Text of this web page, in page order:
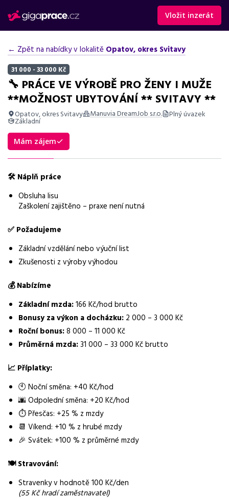
Vložit inzerát
← Zpět na nabídky v lokalitě Opatov, okres Svitavy
31 000 - 33 000 Kč
🔧 PRÁCE VE VÝROBĚ PRO ŽENY I MUŽE
**MOŽNOST UBYTOVÁNÍ ** SVITAVY **
Opatov, okres Svitavy Manuvia DreamJob s.r.o. Plný úvazek
Základní
Shrnutí nabídky
Práce ve výrobě v Opatově u Svitav s možností ubytování,
Základní informace
Pozice
dělník ve výrobě
výroba
Lokalita nabídky
Opatov, okres Svitavy
Místo výkonu práce
Zaměstnavatel / agentura
Manuvia DreamJob s.r.o.
Typ úvazku
Plný úvazek
Mzda
dvousměnný provoz
Mám zájem
🛠 Náplň práce
Obsluha lisu
Zaškolení zajištěno – praxe není nutná
✅ Požadujeme
Základní vzdělání nebo výuční list
Zkušenosti z výroby výhodou
💰Nabízíme
Základní mzda:166 Kč/hod brutto
Bonusy za výkon a docházku: 2 000 – 3 000 Kč
Roční bonus:8 000 – 11 000 Kč
Průměrná mzda:31 000 – 33 000 Kč brutto
📈 Příplatky:
🕙 Noční směna: +40 Kč/hod
🌆 Odpolední směna: +20 Kč/hod
⏱ Přesčas: +25 % z mzdy
📆 Víkend: +10 % z hrubé mzdy
🎉 Svátek: +100 % z průměrné mzdy
🍽Stravování:
Stravenky v hodnotě 100 Kč/den
(55 Kč hradí zaměstnavatel)